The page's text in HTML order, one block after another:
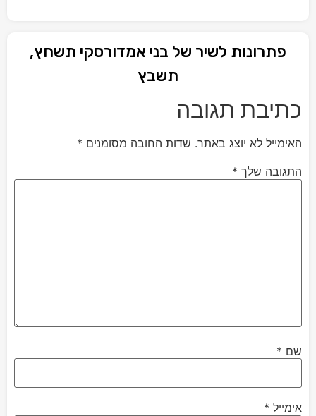
פתרונות לשיר של בני אמדורסקי תשחץ,
תשבץ
כתיבת תגובה
האימייל לא יוצג באתר. שדות החובה מסומנים *
התגובה שלך *
שם *
אימייל *